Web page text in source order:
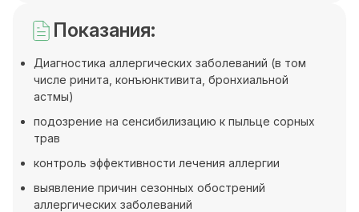
Показания:
Диагностика аллергических заболеваний (в том
числе ринита, конъюнктивита, бронхиальной
астмы)
подозрение на сенсибилизацию к пыльце сорных
трав
контроль эффективности лечения аллергии
выявление причин сезонных обострений
аллергических заболеваний